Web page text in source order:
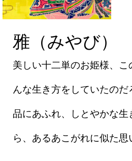
雅（みやび）
雅（みやび）
美しい十二単のお姫様、
んな生き方をしていたの
品にあふれ、しとやかな
ら、あるあこがれに似た思